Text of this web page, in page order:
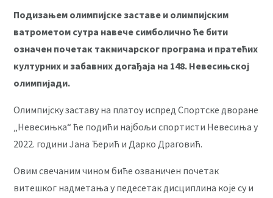
Подизањем олимпијске заставе и олимпијским
ватрометом сутра навече симболично ће бити
означен почетак такмичарског програма и пратећих
културних и забавних догађаја на 148. Невесињској
олимпијади.
Олимпијску заставу на платоу испред Спортске дворане
„Невесињка“ ће подићи најбољи спортисти Невесиња у
2022. години Јана Ђерић и Дарко Драговић.
Овим свечаним чином биће озваничен почетак
витешког надметања у педесетак дисциплина које су и